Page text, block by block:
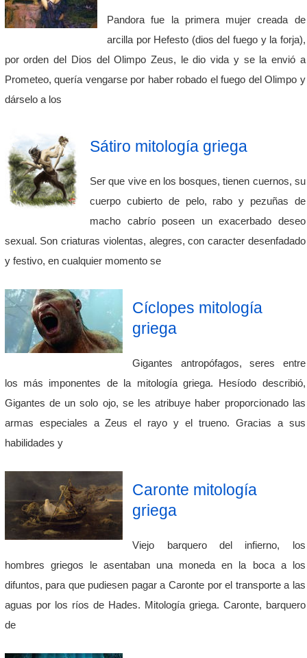
Pandora fue la primera mujer creada de
arcilla por Hefesto (dios del fuego y la forja),
por orden del Dios del Olimpo Zeus, le dio vida y se la envió a
Prometeo, quería vengarse por haber robado el fuego del Olimpo y
dárselo a los
Sátiro mitología griega
Ser que vive en los bosques, tienen cuernos, su
cuerpo cubierto de pelo, rabo y pezuñas de
macho cabrío poseen un exacerbado deseo
sexual. Son criaturas violentas, alegres, con caracter desenfadado
y festivo, en cualquier momento se
Cíclopes mitología
griega
Gigantes antropófagos, seres entre
los más imponentes de la mitología griega. Hesíodo describió,
Gigantes de un solo ojo, se les atribuye haber proporcionado las
armas especiales a Zeus el rayo y el trueno. Gracias a sus
habilidades y
Caronte mitología
griega
Viejo barquero del infierno, los
hombres griegos le asentaban una moneda en la boca a los
difuntos, para que pudiesen pagar a Caronte por el transporte a las
aguas por los ríos de Hades. Mitología griega. Caronte, barquero
de